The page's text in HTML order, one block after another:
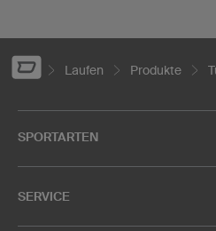
Laufen Produkte
SPORTARTEN
SERVICE